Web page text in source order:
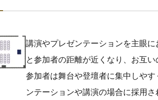
講演やプレゼンテーションを主眼
と参加者の距離が近くなり、お互
参加者は舞台や登壇者に集中しや
ンテーションや講演の場合に採用